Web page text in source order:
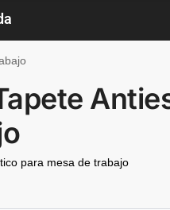
para mesa de trabajo